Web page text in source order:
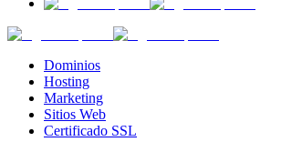
Dominios
Hosting
Marketing
Sitios Web
Certificado SSL